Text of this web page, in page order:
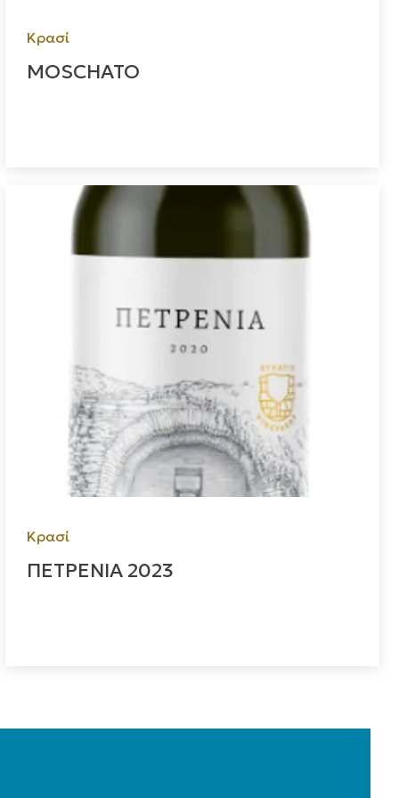
Κρασί
MOSCHATO
Κρασί
ΠΕΤΡΕΝΙΑ 2023